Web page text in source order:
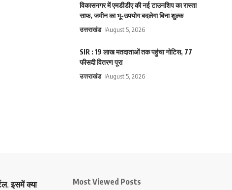
विकासनगर में एमडीडीए की नई टाउनशिप का रास्ता
साफ, जमीन का भू-उपयोग बदलेगा बिना शुल्क
उत्तराखंड August 5, 2026
SIR : 19 लाख मतदाताओं तक पहुंचा नोटिस, 77
फीसदी वितरण पूरा
उत्तराखंड August 5, 2026
इसमें क्या
Most Viewed Posts